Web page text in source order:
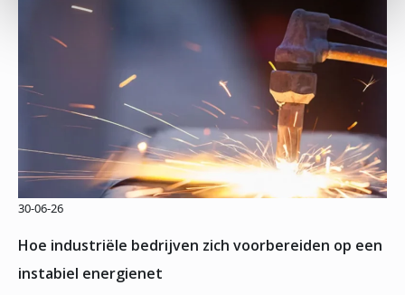
Hoe industriële bedrijven zich voorbereiden op een
instabiel energienet
30-06-26